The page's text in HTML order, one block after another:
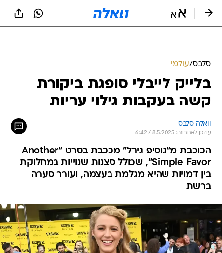
סלבס/עולמי
בלייק לייבלי סופגת ביקורת
קשה בעקבות גילוי עריות
וואלה סלבס
עודכן לאחרונה: 8.5.2025 / 6:42
הכוכבת מ"גוסיפ גירל" מככבת בסרט "Another
Simple Favor", שכולל סצנות שנוייות במחלוקת
בין דמויות שהיא מגלמת בעצמה, ועורר סערה
ברשת